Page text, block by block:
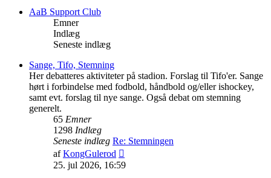
AaB Support Club
Emner
Indlæg
Seneste indlæg
Sange, Tifo, Stemning
Her debatteres aktiviteter på stadion. Forslag til Tifo'er. Sange
hørt i forbindelse med fodbold, håndbold og/eller ishockey,
samt evt. forslag til nye sange. Også debat om stemning
generelt.
65 Emner
1298 Indlæg
Seneste indlæg Re: Stemningen
afKongGulerod
det
25. jul 2026, 16:59